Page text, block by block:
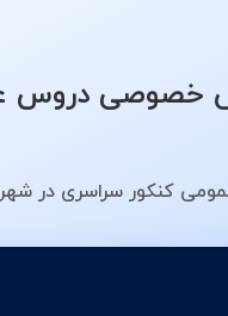
خصوصی دروس
کنکور سراسری در شهر